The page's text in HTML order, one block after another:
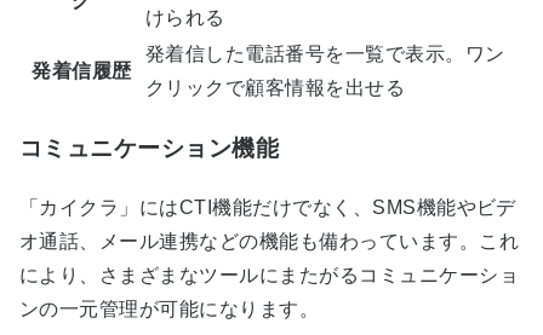
けられる
発着信履歴
発着信した電話番号を一覧で表示。ワン
クリックで顧客情報を出せる
コミュニケーション機能
「カイクラ」にはCTI機能だけでなく、SMS機能やビデ
オ通話、メール連携などの機能も備わっています。これ
により、さまざまなツールにまたがるコミュニケーショ
ンの一元管理が可能になります。